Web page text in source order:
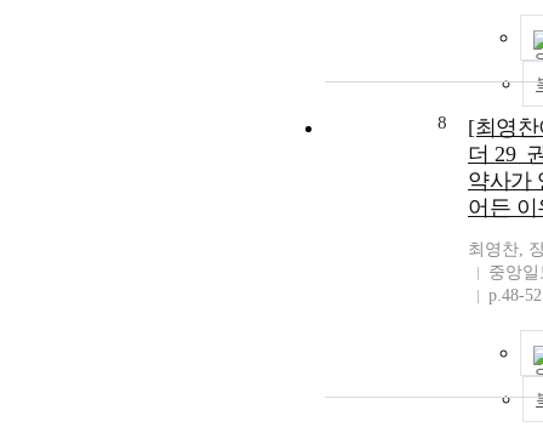
8
[최영
더 29_
약사가
어든 이
최영찬,
중앙
p.48-52